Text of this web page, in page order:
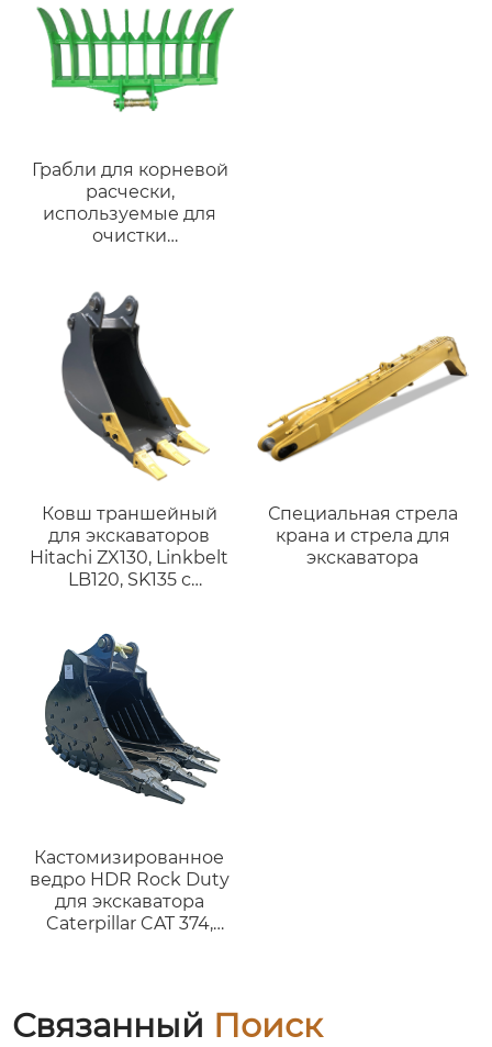
Грабли для корневой
расчески,
используемые для
очистки
типы для Komatsu
PC120 для
экскаваторов 12-17
тонн
Ковш траншейный
для экскаваторов
Hitachi ZX130, Linkbelt
LB120, SK135 с
Специальная стрела
крана и стрела для
экскаватора
Кастомизированное
ведро HDR Rock Duty
для экскаватора
Caterpillar CAT 374,
высококачественное
ведро для горных
Связанный Поиск